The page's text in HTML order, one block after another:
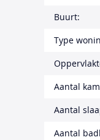
Buurt:
Type
Aantal
Aantal
Aantal